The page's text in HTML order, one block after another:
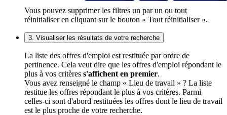
Vous pouvez supprimer les filtres un par un ou tout
réinitialiser en cliquant sur le bouton « Tout réinitialiser ».
3. Visualiser les résultats de votre recherche
La liste des offres d'emploi est restituée par ordre de
pertinence. Cela veut dire que les offres d'emploi répondant le
plus à vos critères s'affichent en premier.
Vous avez renseigné le champ « Lieu de travail » ? La liste
restitue les offres répondant le plus à vos critères. Parmi
celles-ci sont d'abord restituées les offres dont le lieu de travail
est le plus proche de votre recherche.